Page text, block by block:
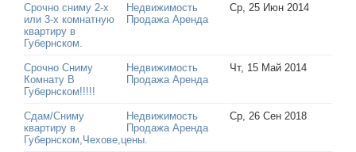
Срочно сниму 2-х
или 3-х комнатную
квартиру в
Губернском.
Недвижимость
Продажа Аренда
Ср, 25 Июн 2014
Срочно Сниму
Комнату В
Губернском!!!!!
Недвижимость
Продажа Аренда
Чт, 15 Май 2014
Сдам/Сниму
квартиру в
Губернском,Чехове,цены.
Недвижимость
Продажа Аренда
Ср, 26 Сен 2018